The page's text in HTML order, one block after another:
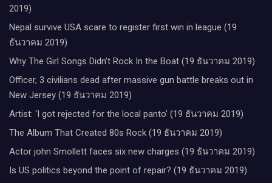
2019)
Nepal survive USA scare to register first win in league (19
ธันวาคม 2019)
Why The Girl Songs Didn’t Rock In the Boat (19 ธันวาคม 2019)
Officer, 3 civilians dead after massive gun battle breaks out in
New Jersey (19 ธันวาคม 2019)
Artist: ‘I got rejected for the local panto’ (19 ธันวาคม 2019)
The Album That Created 80s Rock (19 ธันวาคม 2019)
Actor john Smollett faces six new charges (19 ธันวาคม 2019)
Is US politics beyond the point of repair? (19 ธันวาคม 2019)